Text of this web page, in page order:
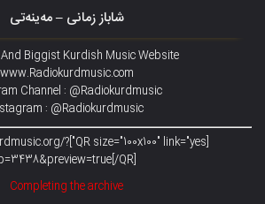
شاباز زمانی – مەینەتی
Biggist Kurdish Music Website
www.Radiokurdmusic.com
Channel : @Radiokurdmusic
: @Radiokurdmusic
radiokurdmusic.org/?
QR]
Completing the archive